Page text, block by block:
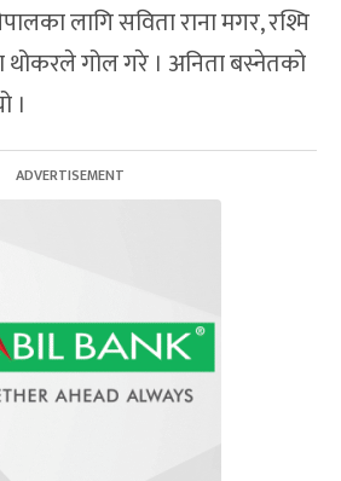
लागि सविता राना मगर, रश्मि
थोकरले गोल गरे । अनिता बस्नेतको
।